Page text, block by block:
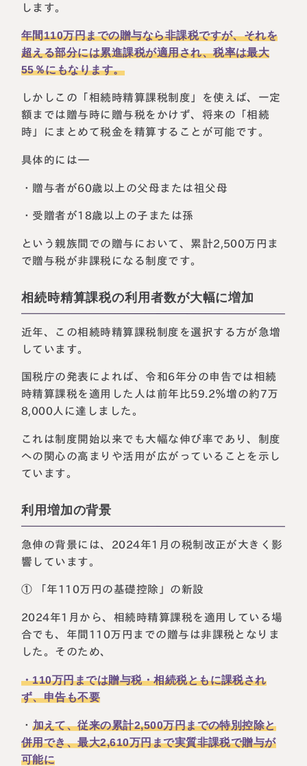
します。
年間110万円までの贈与なら非課税ですが、それを
超える部分には累進課税が適用され、税率は最大
55％にもなります。
しかしこの「相続時精算課税制度」を使えば、一定
額までは贈与時に贈与税をかけず、将来の「相続
時」にまとめて税金を精算することが可能です。
具体的には―
・贈与者が60歳以上の父母または祖父母
・受贈者が18歳以上の子または孫
という親族間での贈与において、累計2,500万円ま
で贈与税が非課税になる制度です。
相続時精算課税の利用者数が大幅に増加
近年、この相続時精算課税制度を選択する方が急増
しています。
国税庁の発表によれば、令和6年分の申告では相続
時精算課税を適用した人は前年比59.2％増の約7万
8,000人に達しました。
これは制度開始以来でも大幅な伸び率であり、制度
への関心の高まりや活用が広がっていることを示し
ています。
利用増加の背景
急伸の背景には、2024年1月の税制改正が大きく影
響しています。
① 「年110万円の基礎控除」の新設
2024年1月から、相続時精算課税を適用している場
合でも、年間110万円までの贈与は非課税となりま
した。そのため、
・110万円までは贈与税・相続税ともに課税され
ず、申告も不要
・加えて、従来の累計2,500万円までの特別控除と
併用でき、最大2,610万円まで実質非課税で贈与が
可能に